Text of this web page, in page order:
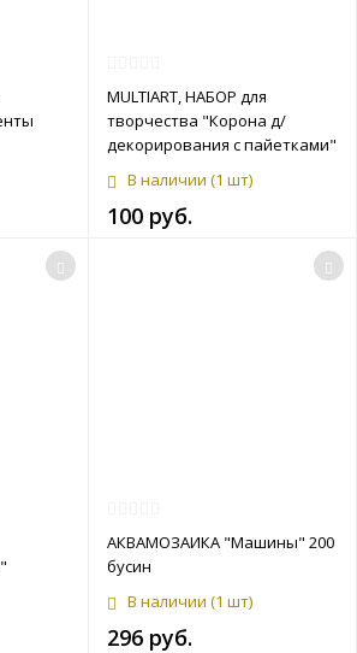
MULTIART, НАБОР для
творчества "Корона д/
декорирования с пайетками"
В наличии (1 шт)
100 руб.
АКВАМОЗАИКА "Машины" 200
бусин
В наличии (1 шт)
296 руб.